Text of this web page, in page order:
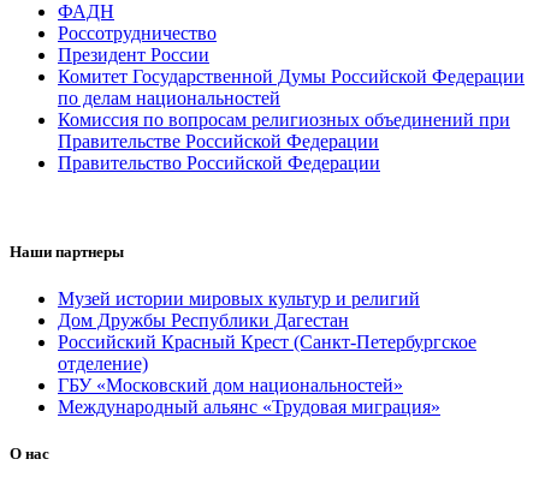
ФАДН
Россотрудничество
Президент России
Комитет Государственной Думы Российской Федерации
по делам национальностей
Комиссия по вопросам религиозных объединений при
Правительстве Российской Федерации
Правительство Российской Федерации
Наши партнеры
Музей истории мировых культур и религий
Дом Дружбы Республики Дагестан
Российский Красный Крест (Санкт-Петербургское
отделение)
ГБУ «Московский дом национальностей»
Международный альянс «Трудовая миграция»
О нас